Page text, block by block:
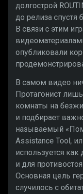
долгострой
до релиза спустя
В связи с этим
опубликовали
В самом видео
Протагонист
комнаты на
и подбирает
называемый
Assistance Tool,
используется
и для
Основная цель
случилось с